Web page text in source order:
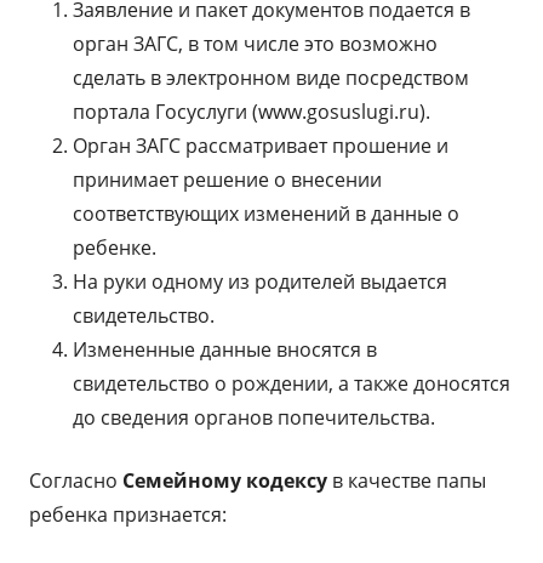
Заявление и пакет документов подается в
орган ЗАГС, в том числе это возможно
сделать в электронном виде посредством
портала Госуслуги (www.gosuslugi.ru).
Орган ЗАГС рассматривает прошение и
принимает решение о внесении
соответствующих изменений в данные о
ребенке.
На руки одному из родителей выдается
свидетельство.
Измененные данные вносятся в
свидетельство о рождении, а также доносятся
до сведения органов попечительства.
Согласно Семейному кодексу в качестве папы
ребенка признается: